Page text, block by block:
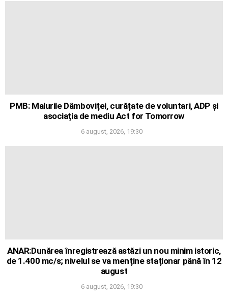
PMB: Malurile Dâmboviței, curățate de voluntari, ADP și
asociația de mediu Act for Tomorrow
6 august, 2026, 19:30
ANAR:Dunărea înregistrează astăzi un nou minim istoric,
de 1.400 mc/s; nivelul se va menține staționar până în 12
august
6 august, 2026, 19:30